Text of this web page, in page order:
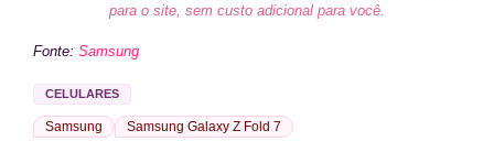
para o site, sem custo adicional para você.
Fonte: Samsung
CELULARES
Samsung Samsung Galaxy Z Fold 7